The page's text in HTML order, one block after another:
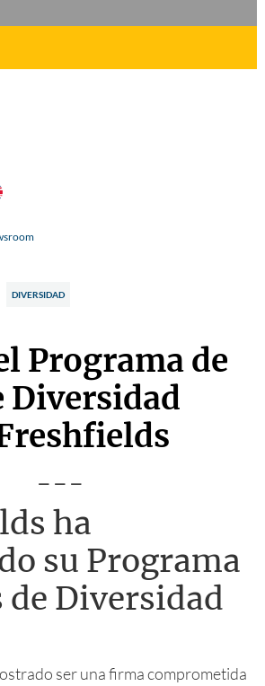
DIVERSIDAD
Programa de
Diversidad
---
ha
su Programa
de Diversidad
ser una firma comprometida